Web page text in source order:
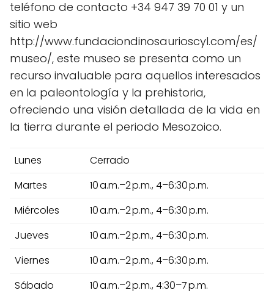
teléfono de contacto +34 947 39 70 01 y un
sitio web
http://www.fundaciondinosaurioscyl.com/es/
museo/, este museo se presenta como un
recurso invaluable para aquellos interesados
en la paleontología y la prehistoria,
ofreciendo una visión detallada de la vida en
la tierra durante el periodo Mesozoico.
Lunes
Cerrado
Martes
10 a.m.–2 p.m., 4–6:30 p.m.
Miércoles
10 a.m.–2 p.m., 4–6:30 p.m.
Jueves
10 a.m.–2 p.m., 4–6:30 p.m.
Viernes
10 a.m.–2 p.m., 4–6:30 p.m.
Sábado
10 a.m.–2 p.m., 4:30–7 p.m.